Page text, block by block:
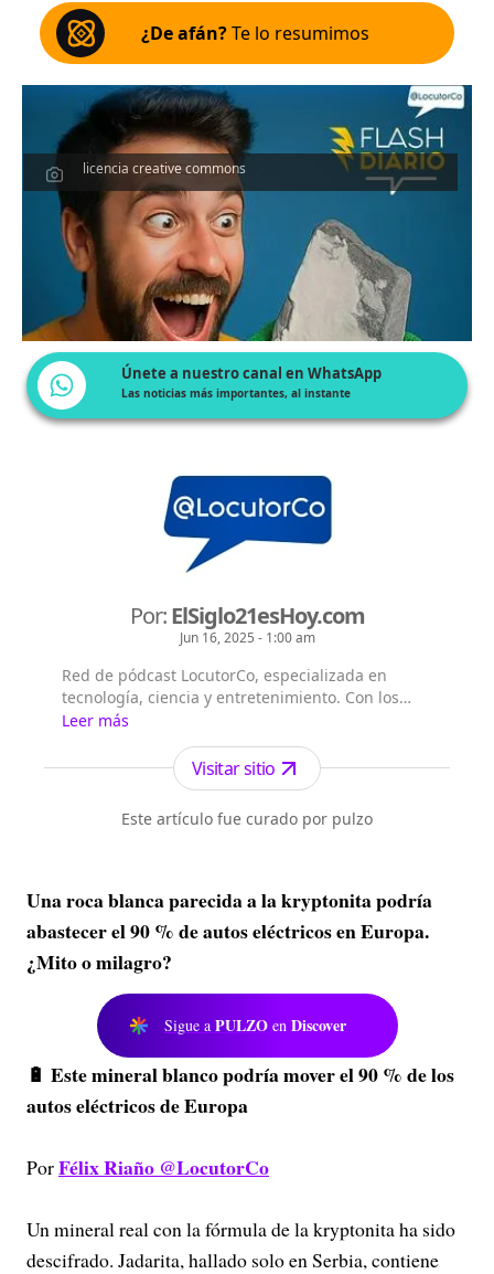
¿De afán?Te lo resumimos
licencia creative commons
Únete a nuestro canal en WhatsApp
Las noticias más importantes, al instante
Por:ElSiglo21esHoy.com
Jun 16, 2025 - 1:00 am
Red de pódcast LocutorCo, especializada en
tecnología, ciencia y entretenimiento. Con los
siguientes títulos pódcast: - El Siglo 21 es Hoy -
Flash Diario - Lecturas Misteriosas - EntreVistas
Leer más
Visitar sitio
Este artículo fue curado por pulzo
Una roca blanca parecida a la kryptonita podría
abastecer el 90 % de autos eléctricos en Europa.
¿Mito o milagro?
Sigue a PULZO en Discover
🔋 Este mineral blanco podría mover el 90 % de los
autos eléctricos de Europa
PorFélix Riaño @LocutorCo
Un mineral real con la fórmula de la kryptonita ha sido
descifrado. Jadarita, hallado solo en Serbia, contiene